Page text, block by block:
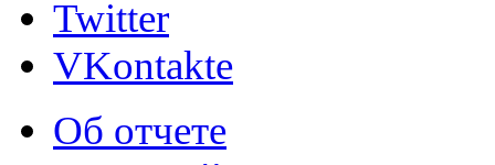
Twitter
VKontakte
Об отчете